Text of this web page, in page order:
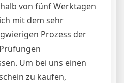
von fünf Werktagen
mit dem sehr
Prozess der
Um bei uns einen
zu kaufen,